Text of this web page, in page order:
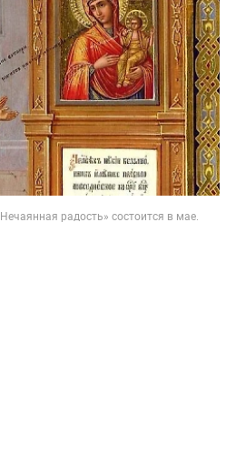
радость» состоится в мае.